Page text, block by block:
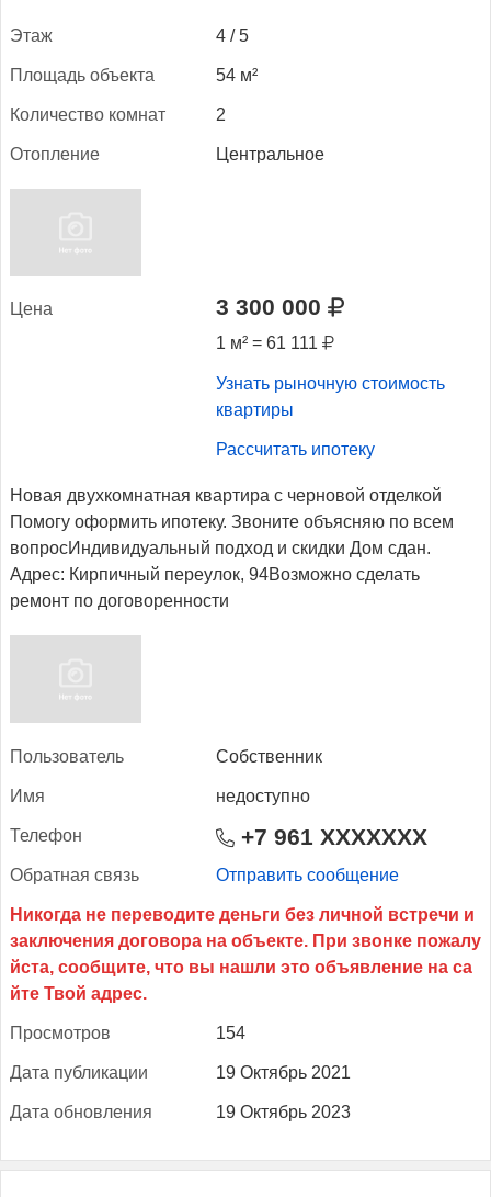
Этаж 4 / 5
Пло­щадь объ­ек­та 54 м²
Ко­личес­тво ком­нат 2
Отоп­ле­ние Центральное
Це­на 3 300 000
1 м² = 61 111
Узнать рыночную стоимость
квартиры
Рассчитать ипотеку
Новая двухкомнатная квартира с черновой отделкой
Помогу оформить ипотеку. Звоните объясняю по всем
вопросИндивидуальный подход и скидки Дом сдан.
Адрес: Кирпичный переулок, 94Возможно сделать
ремонт по договоренности
Поль­зо­ватель Собственник
Имя недоступно
Те­лефон +7 961 XXXXXXX
Об­ратная связь Отправить сообщение
Прос­мотров 154
Да­та пуб­ли­кации 19 Октябрь 2021
Да­та об­новле­ния 19 Октябрь 2023